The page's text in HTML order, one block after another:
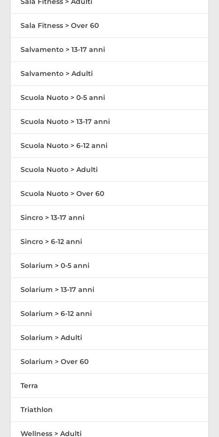
Sala Fitness > Over 60
Salvamento > 13-17 anni
Salvamento > Adulti
Scuola Nuoto > 0-5 anni
Scuola Nuoto > 13-17 anni
Scuola Nuoto > 6-12 anni
Scuola Nuoto > Adulti
Scuola Nuoto > Over 60
Sincro > 13-17 anni
Sincro > 6-12 anni
Solarium > 0-5 anni
Solarium > 13-17 anni
Solarium > 6-12 anni
Solarium > Adulti
Solarium > Over 60
Terra
Triathlon
Wellness > Adulti